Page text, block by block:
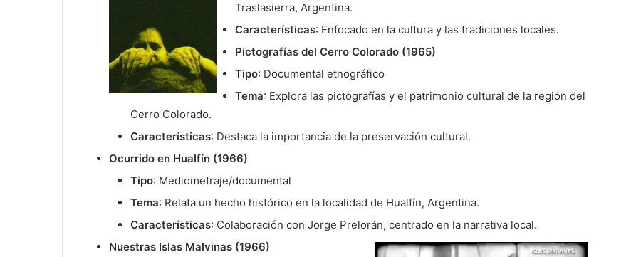
Traslasierra, Argentina.
Características: Enfocado en la cultura y las tradiciones locales.
Pictografías del Cerro Colorado (1965)
Tipo: Documental etnográfico
Tema: Explora las pictografías y el patrimonio cultural de la región del
Cerro Colorado.
Características: Destaca la importancia de la preservación cultural.
Ocurrido en Hualfín (1966)
Tipo: Mediometraje/documental
Tema: Relata un hecho histórico en la localidad de Hualfín, Argentina.
Características: Colaboración con Jorge Prelorán, centrado en la narrativa local.
Nuestras Islas Malvinas (1966)